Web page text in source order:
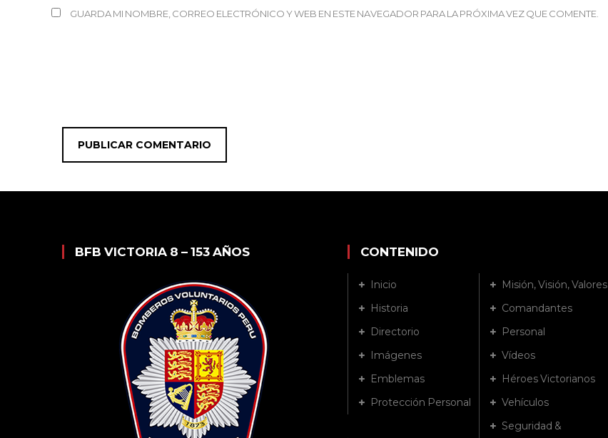
GUARDA MI NOMBRE, CORREO ELECTRÓNICO Y WEB EN ESTE NAVEGADOR PARA LA PRÓXIMA VEZ QUE COMENTE.
BFB VICTORIA 8 – 153 AÑOS CONTENIDO
Inicio
Misión, Visión, Valores
Historia
Comandantes
Directorio
Personal
Imágenes
Vídeos
Emblemas
Héroes Victorianos
Protección Personal
Vehículos
Seguridad &